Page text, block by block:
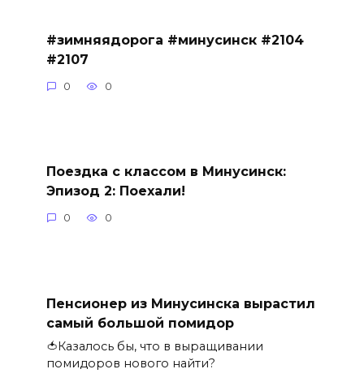
#зимняядорога #минусинск #2104
#2107
0 0
Поездка с классом в Минусинск:
Эпизод 2: Поехали!
0 0
Пенсионер из Минусинска вырастил
самый большой помидор
🍅Казалось бы, что в выращивании
помидоров нового найти?